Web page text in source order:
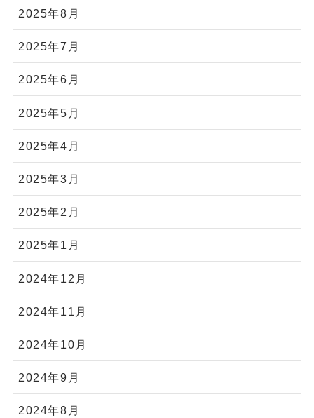
2025年8月
2025年7月
2025年6月
2025年5月
2025年4月
2025年3月
2025年2月
2025年1月
2024年12月
2024年11月
2024年10月
2024年9月
2024年8月